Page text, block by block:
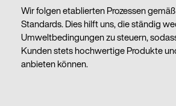
Wir folgen etablierten Prozessen
Standards. Dies hilft uns, die ständig
Umweltbedingungen zu steuern,
Kunden stets hochwertige Produkte
anbieten können.